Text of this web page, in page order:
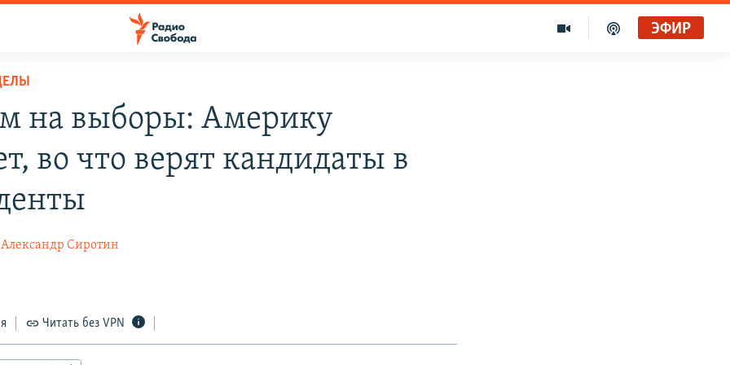
ЭФИР
на выборы: Америку
во что верят кандидаты в
Александр Сиротин
Читать без VPN